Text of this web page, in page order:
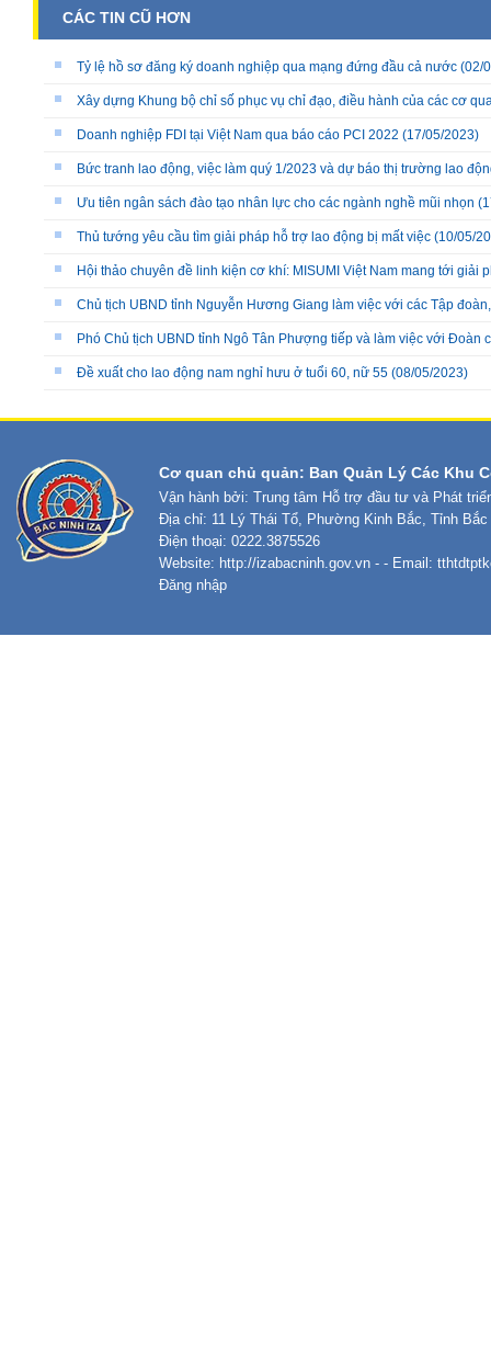
CÁC TIN CŨ HƠN
Tỷ lệ hồ sơ đăng ký doanh nghiệp qua mạng đứng đầu cả nước (02/
Xây dựng Khung bộ chỉ số phục vụ chỉ đạo, điều hành của các cơ
Doanh nghiệp FDI tại Việt Nam qua báo cáo PCI 2022 (17/05/2023)
Bức tranh lao động, việc làm quý 1/2023 và dự báo thị trường lao
Ưu tiên ngân sách đào tạo nhân lực cho các ngành nghề mũi nhọn
Thủ tướng yêu cầu tìm giải pháp hỗ trợ lao động bị mất việc (10/05/
Hội thảo chuyên đề linh kiện cơ khí: MISUMI Việt Nam mang tới giải
Chủ tịch UBND tỉnh Nguyễn Hương Giang làm việc với các Tập
Phó Chủ tịch UBND tỉnh Ngô Tân Phượng tiếp và làm việc với Đoàn
Đề xuất cho lao động nam nghỉ hưu ở tuổi 60, nữ 55 (08/05/2023)
Cơ quan chủ quản: Ban Quản Lý Các Khu
Vận hành bởi: Trung tâm Hỗ trợ đầu tư và Phát
Địa chỉ: 11 Lý Thái Tổ, Phường Kinh Bắc, Tỉnh Bắc
Điện thoại: 0222.3875526
Website: http://izabacninh.gov.vn - - Email:
Đăng nhập